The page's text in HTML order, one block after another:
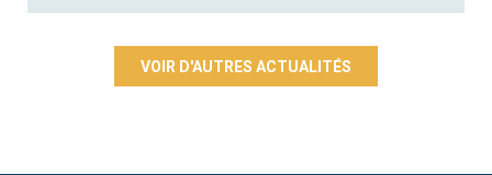
VOIR D'AUTRES ACTUALITÉS